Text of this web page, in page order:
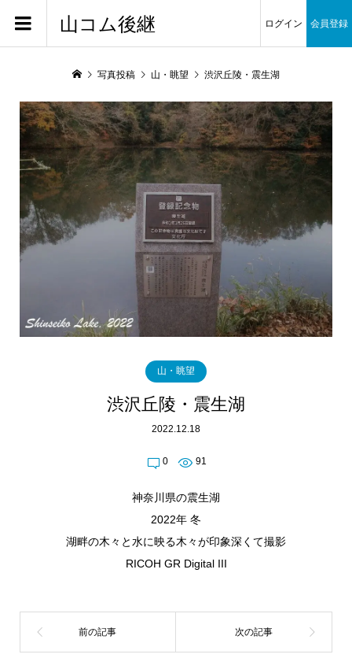
山コム後継 ログイン 会員登録
写真投稿 山・眺望 渋沢丘陵・震生湖
山・眺望
渋沢丘陵・震生湖
2022.12.18
0 91
神奈川県の震生湖
2022年 冬
湖畔の木々と水に映る木々が印象深くて撮影
RICOH GR Digital III